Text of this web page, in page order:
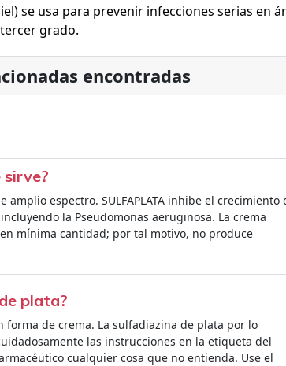
se usa para prevenir infecciones serias en
grado.
encontradas
espectro. SULFAPLATA inhibe el crecimiento
la Pseudomonas aeruginosa. La crema
mínima cantidad; por tal motivo, no produce
plata?
forma de crema. La sulfadiazina de plata por lo
las instrucciones en la etiqueta del
cualquier cosa que no entienda. Use el